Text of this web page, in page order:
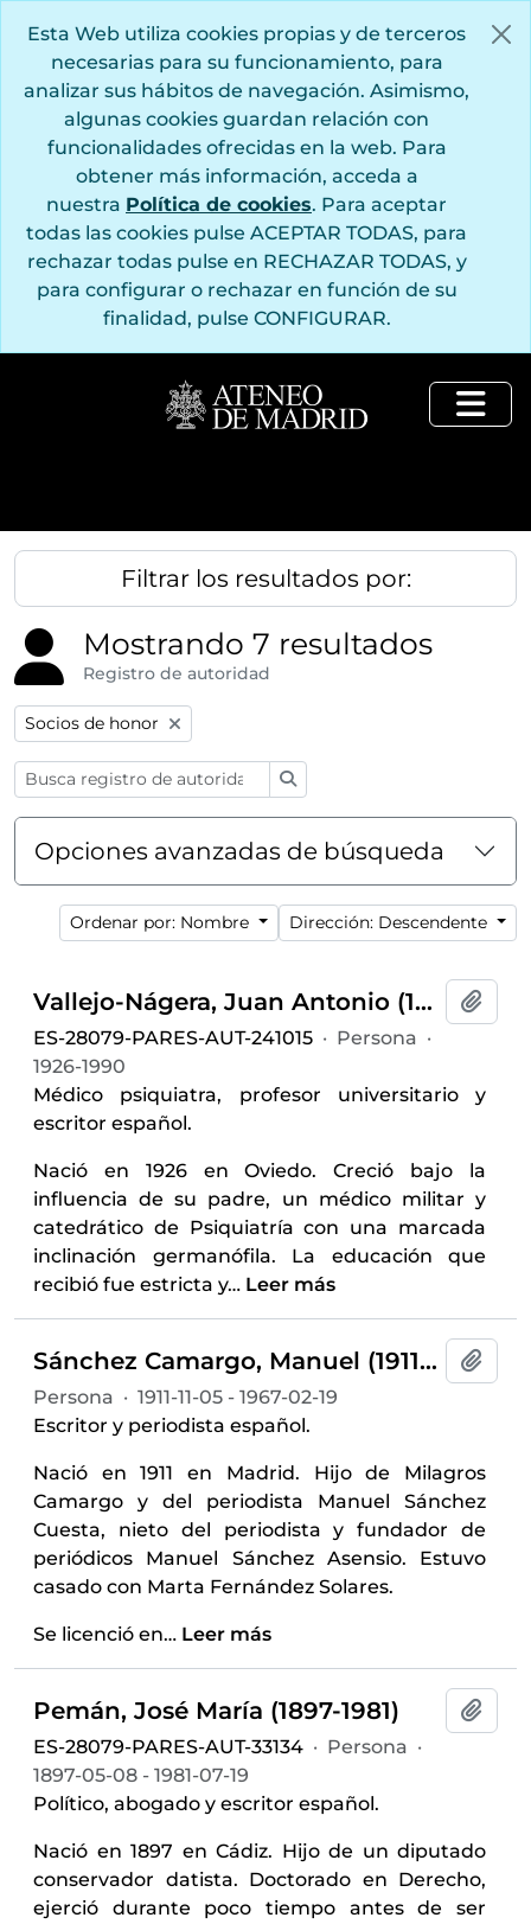
Esta Web utiliza cookies propias y de terceros
necesarias para su funcionamiento, para
analizar sus hábitos de navegación. Asimismo,
algunas cookies guardan relación con
funcionalidades ofrecidas en la web. Para
obtener más información, acceda a
nuestra Política de cookies. Para aceptar
todas las cookies pulse ACEPTAR TODAS, para
rechazar todas pulse en RECHAZAR TODAS, y
para configurar o rechazar en función de su
finalidad, pulse CONFIGURAR.
Filtrar los resultados por:
Mostrando 7 resultados
Registro de autoridad
Remove filter:
Socios de honor
Opciones avanzadas de búsqueda
Ordenar por: Nombre Dirección: Descendente
Vallejo-Nágera, Juan Antonio (1926-1990)
ES-28079-PARES-AUT-241015 · Persona ·
1926-1990
Médico psiquiatra, profesor universitario y
escritor español.
Nació en 1926 en Oviedo. Creció bajo la
influencia de su padre, un médico militar y
catedrático de Psiquiatría con una marcada
inclinación germanófila. La educación que
recibió fue estricta y… Leer más
Sánchez Camargo, Manuel (1911-1967)
Persona · 1911-11-05 - 1967-02-19
Escritor y periodista español.
Nació en 1911 en Madrid. Hijo de Milagros
Camargo y del periodista Manuel Sánchez
Cuesta, nieto del periodista y fundador de
periódicos Manuel Sánchez Asensio. Estuvo
casado con Marta Fernández Solares.
Se licenció en… Leer más
Pemán, José María (1897-1981)
ES-28079-PARES-AUT-33134 · Persona ·
1897-05-08 - 1981-07-19
Político, abogado y escritor español.
Nació en 1897 en Cádiz. Hijo de un diputado
conservador datista. Doctorado en Derecho,
ejerció durante poco tiempo antes de ser